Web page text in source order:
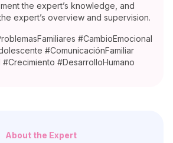
the expert’s knowledge, and
expert’s overview and supervision.
#CambioEmocional
#ComunicaciónFamiliar
#Crecimiento #DesarrolloHumano
About the Expert